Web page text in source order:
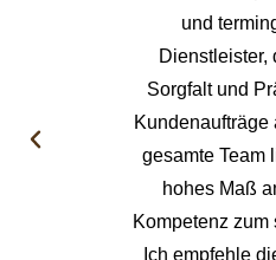
und
Dienstleister,
Sorgfalt und
gesamte Team
hohes Maß
Kompetenz zum
Ich empfehle